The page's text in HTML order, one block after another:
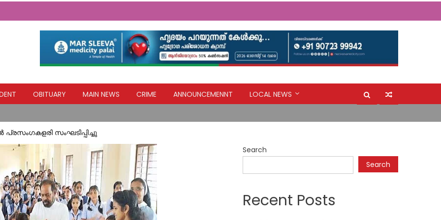
OBITUARY MAIN NEWS CRIME ANNOUNCEMENNT
LOCAL NEWS
പ്രസവ വേദനയുമായി വാഹനങ്ങൾക്ക് കൈ നീട്ടി നിൽക്കുന്ന യുവതിക്കരികിലേക്ക് മാലാഖയായി എത്തിയത് മാർ സ്ലീവാ
അവഗണിച്ച പൊതുമരാമത്ത് മന്ത്രി പി.കെ. ബഷീറിന്റെ നടപടി പ്രതിഷേധാർഹം ബി ജെ പി
നിര്യാതനായി
സ്ഥാപനങ്ങൾക്ക് നാളെ അവധി
ധനസഹായം ഉറപ്പാക്കും: മന്ത്രി മോന്‍സ് ജോസഫ്
പ്രസവ വേദനയുമായി വാഹനങ്ങൾക്ക് കൈ നീട്ടി നിൽക്കുന്ന യുവതിക്കരികിലേക്ക് മാലാഖയായി എത്തിയത് മാർ സ്ലീവാ
സംഘടിപ്പിച്ചു
Search
Search
Recent Posts